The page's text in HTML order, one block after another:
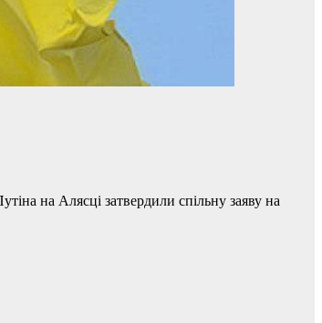
на Алясці затвердили спільну заяву на